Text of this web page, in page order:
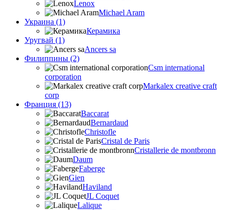
Lenox
Michael Aram
Украина (1)
Керамика
Уругвай (1)
Ancers sa
Филиппины (2)
Csm international
corporation
Markalex creative craft
corp
Франция (13)
Baccarat
Bernardaud
Christofle
Cristal de Paris
Cristallerie de montbronn
Daum
Faberge
Gien
Haviland
JL Coquet
Lalique